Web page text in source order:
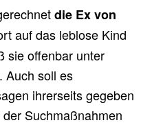
die Ex von
auf das leblose Kind
sie offenbar unter
Auch soll es
ihrerseits gegeben
Suchmaßnahmen